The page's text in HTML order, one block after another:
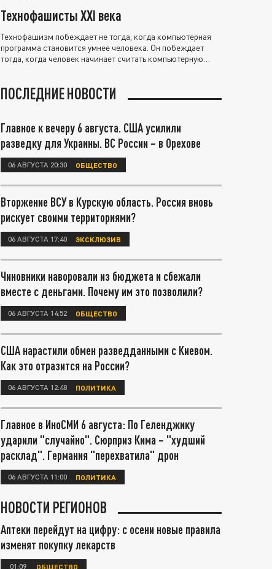
Технофашисты XXI века
Технофашизм побеждает не тогда, когда компьютерная
программа становится умнее человека. Он побеждает
тогда, когда человек начинает считать компьютерную
ПОСЛЕДНИЕ НОВОСТИ
Главное к вечеру 6 августа. США усилили
разведку для Украины. ВС России – в Орехове
06 АВГУСТА 20:30 ОБЩЕСТВО
Вторжение ВСУ в Курскую область. Россия вновь
рискует своими территориями?
06 АВГУСТА 17:40 ЭКСКЛЮЗИВ
Чиновники наворовали из бюджета и сбежали
вместе с деньгами. Почему им это позволили?
06 АВГУСТА 14:52 ОБЩЕСТВО
США нарастили обмен разведданными с Киевом.
Как это отразится на России?
06 АВГУСТА 12:48 ПОЛИТИКА
Главное в ИноСМИ 6 августа: По Геленджику
ударили "случайно". Сюрприз Кима – "худший
расклад". Германия "перехватила" дрон
06 АВГУСТА 11:00 ПОЛИТИКА
НОВОСТИ РЕГИОНОВ
Аптеки перейдут на цифру: с осени новые правила
изменят покупку лекарств
01:09 ОБЩЕСТВО